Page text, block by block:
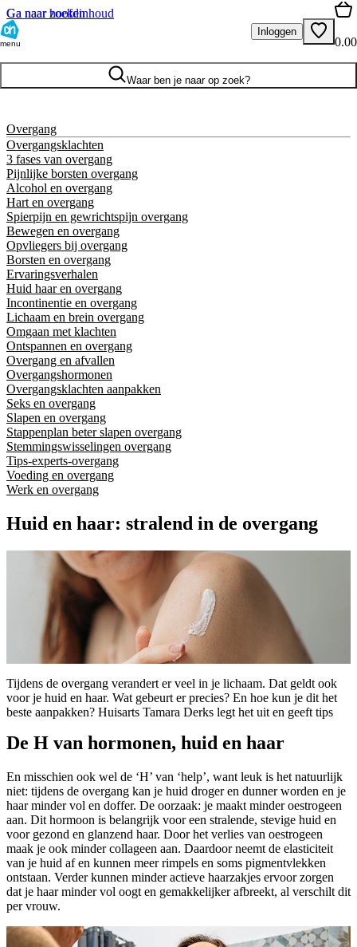
Ga naar hoofdinhoud
Ga naar zoeken
menu
Inloggen
0.00
Waar ben je naar op zoek?
Overgang
Overgangsklachten
3 fases van overgang
Pijnlijke borsten overgang
Alcohol en overgang
Hart en overgang
Spierpijn en gewrichtspijn overgang
Bewegen en overgang
Opvliegers bij overgang
Borsten en overgang
Ervaringsverhalen
Huid haar en overgang
Incontinentie en overgang
Lichaam en brein overgang
Omgaan met klachten
Ontspannen en overgang
Overgang en afvallen
Overgangshormonen
Overgangsklachten aanpakken
Seks en overgang
Slapen en overgang
Stappenplan beter slapen overgang
Stemmingswisselingen overgang
Tips-experts-overgang
Voeding en overgang
Werk en overgang
Huid en haar: stralend in de overgang
Tijdens de overgang verandert er veel in je lichaam. Dat geldt ook
voor je huid en haar. Wat gebeurt er precies? En hoe kun je dit het
beste aanpakken? Huisarts Tamara Derks legt het uit en geeft tips
De H van hormonen, huid en haar
En misschien ook wel de ‘H’ van ‘help’, want leuk is het natuurlijk
niet: tijdens de overgang kan je huid droger en dunner worden en je
haar minder vol en doffer. De oorzaak: je maakt minder oestrogeen
aan. Dit hormoon is belangrijk voor een stralende, stevige huid en
voor gezond en glanzend haar. Door het verlies van oestrogeen
maak je ook minder collageen aan. Daardoor neemt de elasticiteit
van je huid af en kunnen meer rimpels en soms pigmentvlekken
ontstaan. Verder kunnen minder actieve haarzakjes ervoor zorgen
dat je haar minder vol oogt en gemakkelijker afbreekt, al verschilt dit
per vrouw.